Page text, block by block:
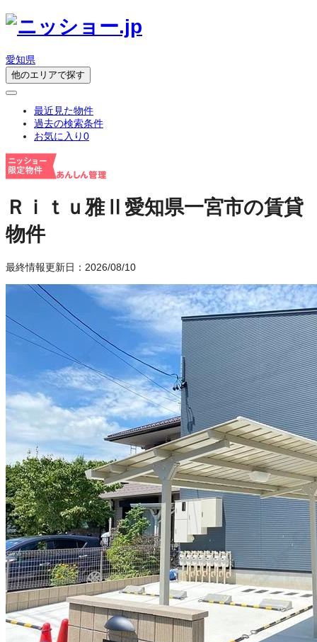
愛知県
他のエリアで探す
最近見た物件
過去の検索条件
お気に入り0
Ｒｉｔｕ雅Ⅱ 愛知県一宮市の賃貸
物件
最終情報更新日：2026/08/10